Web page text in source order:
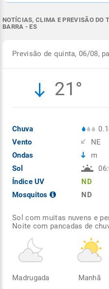
NOTÍCIAS, CLIMA E PREVISÃO DO
BARRA - ES
Previsão de quinta, 06/08,
21°
Chuva
Vento
Ondas
Sol
Índice UV
Mosquitos
NE
m
ND
ND
Sol com muitas nuvens e
Noite com pancadas de
Madrugada Manhã